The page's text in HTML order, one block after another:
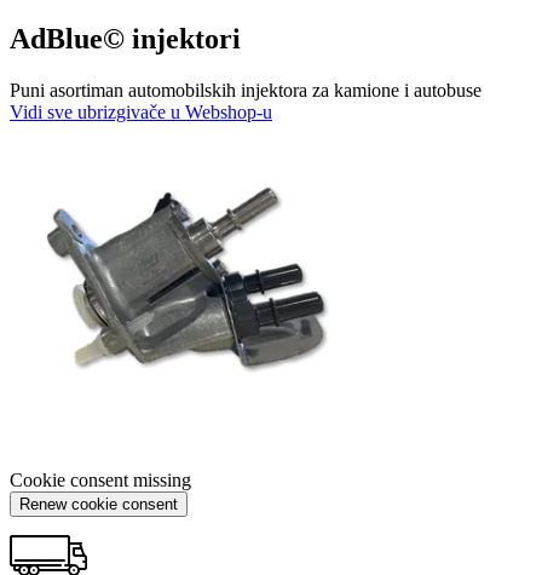
AdBlue© injektori
Puni asortiman automobilskih injektora za kamione i autobuse
Vidi sve ubrizgivače u Webshop-u
Cookie consent missing
Renew cookie consent